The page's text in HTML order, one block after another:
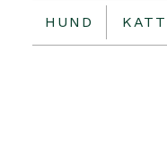
HUND KATT